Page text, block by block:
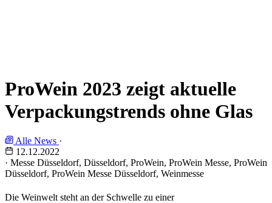
ProWein 2023 zeigt aktuelle
Verpackungstrends ohne Glas
Alle News ·
12.12.2022
· Messe Düsseldorf, Düsseldorf, ProWein, ProWein Messe, ProWein
Düsseldorf, ProWein Messe Düsseldorf, Weinmesse
Die Weinwelt steht an der Schwelle zu einer